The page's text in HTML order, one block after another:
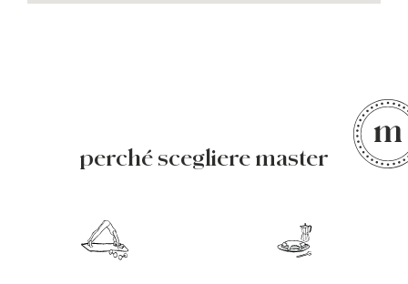
perché scegliere master